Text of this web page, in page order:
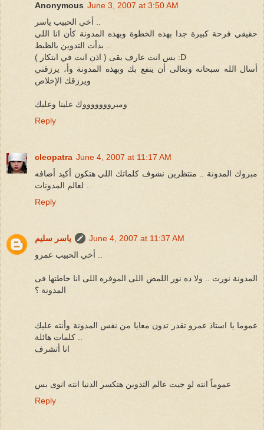
Anonymous June 3, 2007 at 3:50 AM
حقيقي فرحة كبيرة جدا بهذه الخطوة وبهذه المدونة كأن انا اللي
بس انت عارف بقى ( اذن انت في ابتكار ) :D
أسال الله سبحانه وتعالى أن ينفع بك وبهذه المدونة وأ، يرزقني
ويرزقك الإخلاص
ومبروووووووك علينا وعليك
Reply
cleopatra June 4, 2007 at 11:17 AM
مبروك المدونة .. منتظرين نشوف كلماتك اللي هتكون أكيد أضافه
Reply
ياسر سليم
June 4, 2007 at 11:37 AM
المدونة نورت .. ولا ده نور اللمض اللى الموفره اللى انا حاطتها فى
المدونة ؟
عموما يا استاذ عمرو تقدر تدون معايا من نفس المدونة وأنته عليك
انا أتشرف
عموماً انته لو جيت عالم التدوين هتكسر الدنيا انته انوى بس
Reply